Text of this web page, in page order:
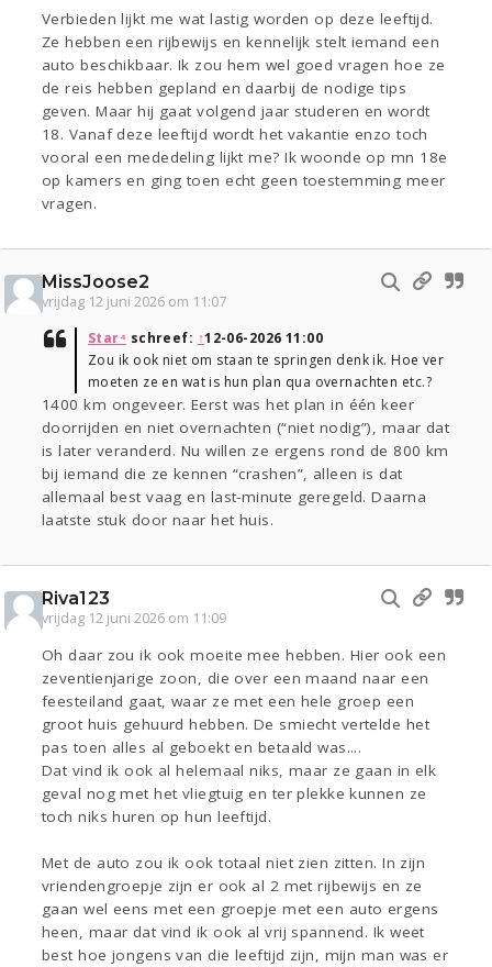
Verbieden lijkt me wat lastig worden op deze leeftijd.
Ze hebben een rijbewijs en kennelijk stelt iemand een
auto beschikbaar. Ik zou hem wel goed vragen hoe ze
de reis hebben gepland en daarbij de nodige tips
geven. Maar hij gaat volgend jaar studeren en wordt
18. Vanaf deze leeftijd wordt het vakantie enzo toch
vooral een mededeling lijkt me? Ik woonde op mn 18e
op kamers en ging toen echt geen toestemming meer
vragen.
MissJoose2
vrijdag 12 juni 2026 om 11:07
Star⁴ schreef: ↑12-06-2026 11:00
Zou ik ook niet om staan te springen denk ik. Hoe ver
moeten ze en wat is hun plan qua overnachten etc.?
1400 km ongeveer. Eerst was het plan in één keer
doorrijden en niet overnachten (“niet nodig”), maar dat
is later veranderd. Nu willen ze ergens rond de 800 km
bij iemand die ze kennen “crashen”, alleen is dat
allemaal best vaag en last-minute geregeld. Daarna
laatste stuk door naar het huis.
Riva123
vrijdag 12 juni 2026 om 11:09
Oh daar zou ik ook moeite mee hebben. Hier ook een
zeventienjarige zoon, die over een maand naar een
feesteiland gaat, waar ze met een hele groep een
groot huis gehuurd hebben. De smiecht vertelde het
pas toen alles al geboekt en betaald was....
Dat vind ik ook al helemaal niks, maar ze gaan in elk
geval nog met het vliegtuig en ter plekke kunnen ze
toch niks huren op hun leeftijd.
Met de auto zou ik ook totaal niet zien zitten. In zijn
vriendengroepje zijn er ook al 2 met rijbewijs en ze
gaan wel eens met een groepje met een auto ergens
heen, maar dat vind ik ook al vrij spannend. Ik weet
best hoe jongens van die leeftijd zijn, mijn man was er